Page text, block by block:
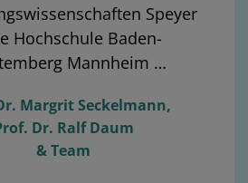
Speyer
Hochschule Baden-
Mannheim …
Margrit Seckelmann,
Dr. Ralf Daum
& Team